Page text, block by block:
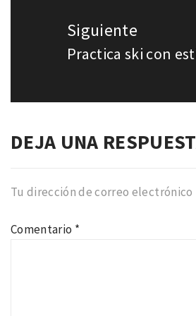
Siguiente
Entrada
Practica ski con
DEJA UNA
Tu dirección de correo electrónico
Comentario *